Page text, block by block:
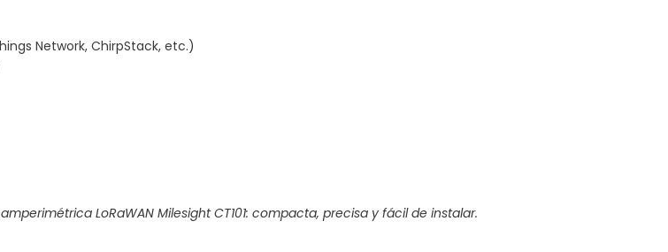
Network, ChirpStack, etc.)
LoRaWAN Milesight CT101: compacta, precisa y fácil de instalar.